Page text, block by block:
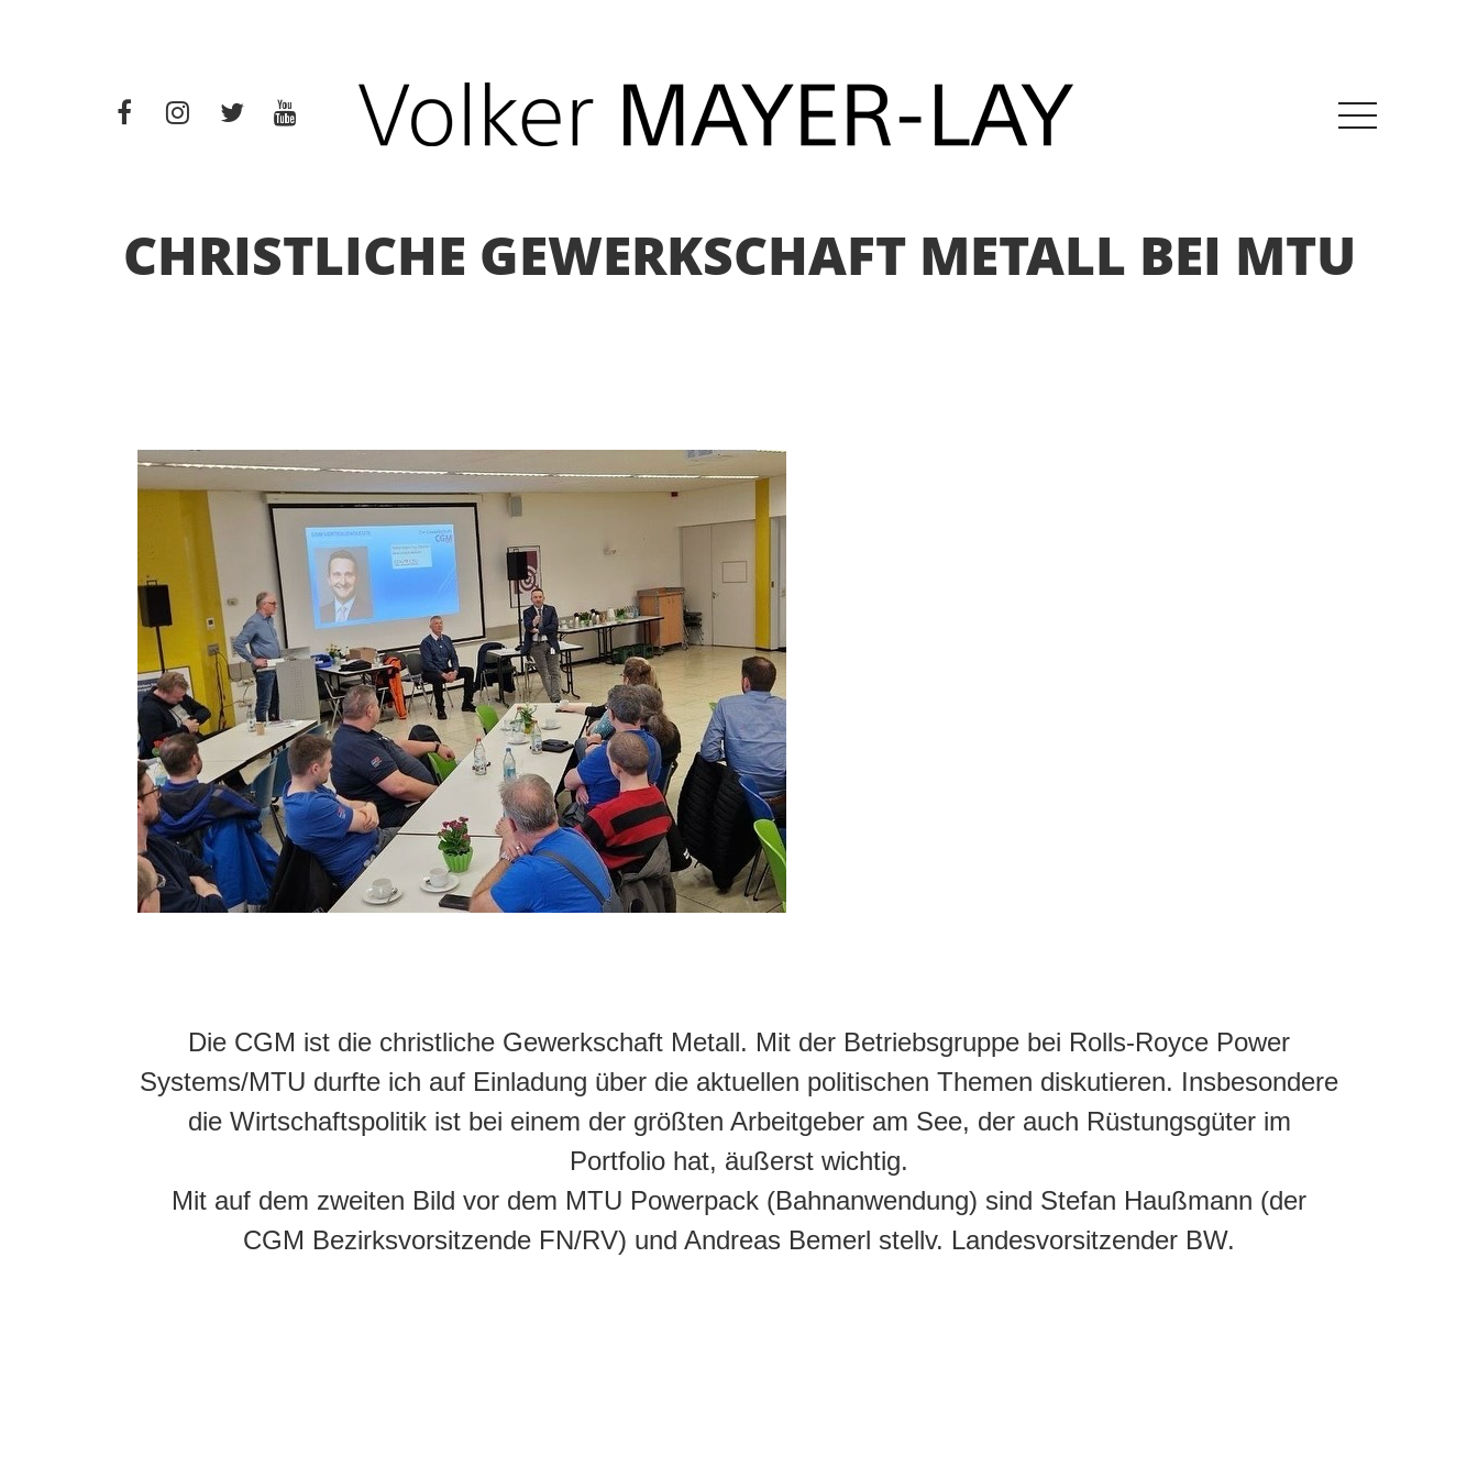
CHRISTLICHE GEWERKSCHAFT METALL BEI MTU
Die CGM ist die christliche Gewerkschaft Metall. Mit der Betriebsgruppe bei Rolls-Royce Power
Systems/MTU durfte ich auf Einladung über die aktuellen politischen Themen diskutieren. Insbesondere
die Wirtschaftspolitik ist bei einem der größten Arbeitgeber am See, der auch Rüstungsgüter im
Portfolio hat, äußerst wichtig.
Mit auf dem zweiten Bild vor dem MTU Powerpack (Bahnanwendung) sind Stefan Haußmann (der
CGM Bezirksvorsitzende FN/RV) und Andreas Bemerl stellv. Landesvorsitzender BW.